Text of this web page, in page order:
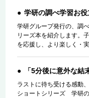
学研の調べ学習お役
学研グループ発行の、調
リーズ本を紹介します。
を応援し、より楽しく・
「5分後に意外な結
ラストに待ち受ける感動
ショートシリーズ 学研